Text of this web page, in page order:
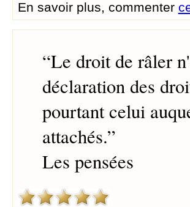
En savoir plus, commenter
“Le droit de râler
déclaration des
pourtant celui
attachés.”
Les pensées